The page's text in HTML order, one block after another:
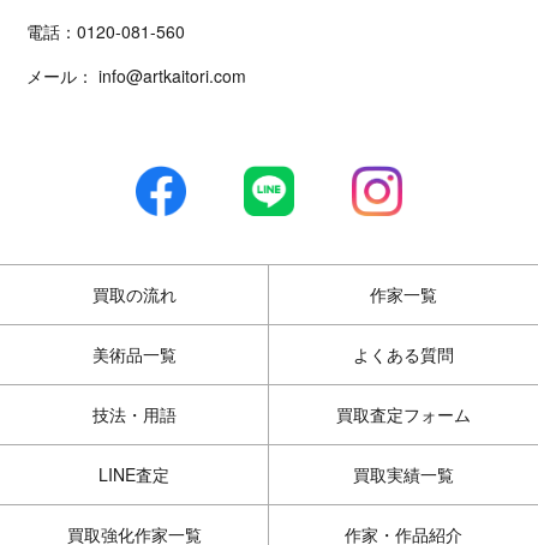
電話：0120-081-560
メール： info@artkaitori.com
買取の流れ 作家一覧
美術品一覧 よくある質問
技法・用語 買取査定フォーム
LINE査定 買取実績一覧
買取強化作家一覧 作家・作品紹介